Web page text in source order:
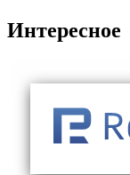
Интересное